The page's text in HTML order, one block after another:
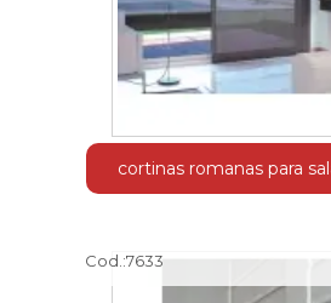
cortinas romanas para
Cod.:7633